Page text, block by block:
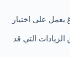
على اختيار
التي قد